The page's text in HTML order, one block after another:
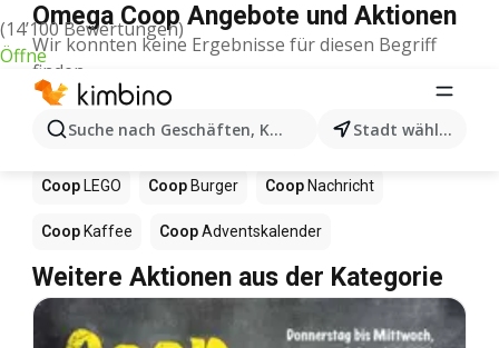
(14’100 Bewertungen)
Öffne
Suche nach Geschäften, Kategorien, Produkten...
Stadt wählen
Omega Coop Angebote und Aktionen
Wir konnten keine Ergebnisse für diesen Begriff
finden.
Andere Produkte in Geschäften Coop
CoopPizza CoopSushi Coop Mango
Coop LEGO Coop Burger Coop Nachricht
Coop Kaffee CoopAdventskalender
Weitere Aktionen aus der Kategorie